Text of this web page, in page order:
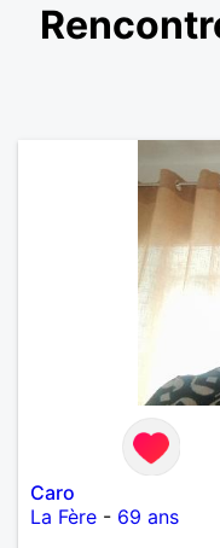
Caro
La Fère - 69 ans